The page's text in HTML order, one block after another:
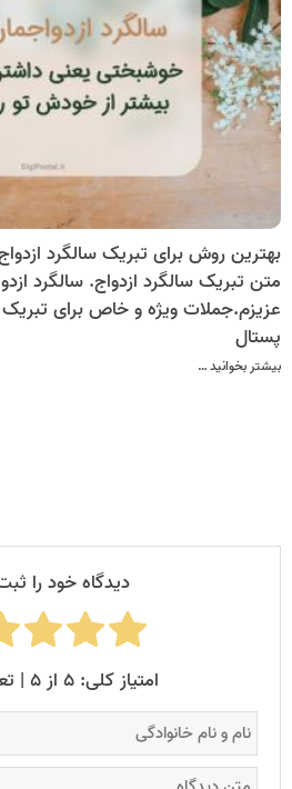
بهترین روش برای تبریک سالگرد
عزیزم.جملات ویژه و خاص برای تبریک
پستال
بیشتر بخوانید …
دیدگاه خود را
امتیاز کلی: ۵ از ۵ | تعداد رای: ۱